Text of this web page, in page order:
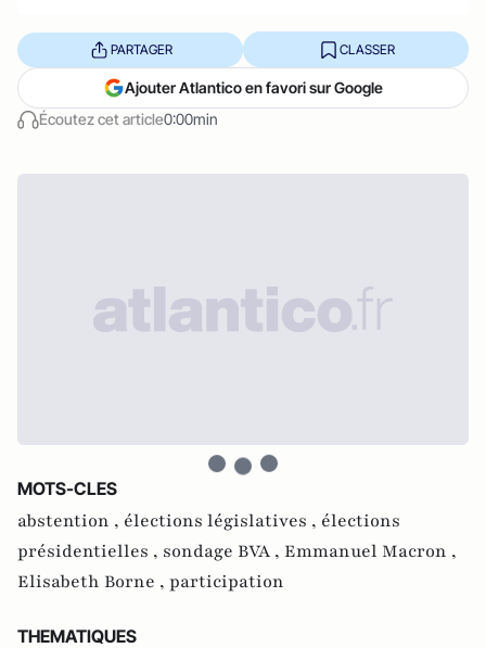
Écoutez cet article0:00min
PARTAGER CLASSER
Ajouter Atlantico en favori sur Google
MOTS-CLES
abstention , élections législatives , élections
présidentielles , sondage BVA , Emmanuel Macron ,
Elisabeth Borne , participation
THEMATIQUES